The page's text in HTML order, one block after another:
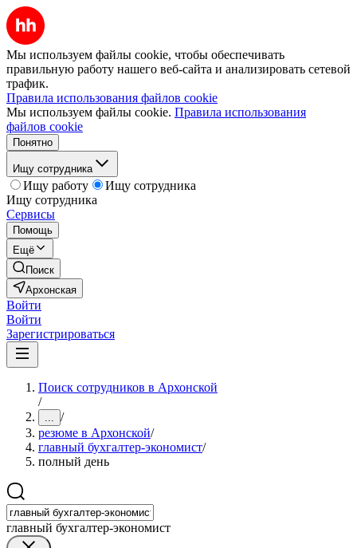
Мы используем файлы cookie, чтобы обеспечивать
правильную работу нашего веб-сайта и анализировать сетевой
трафик.
Правила использования файлов cookie
Мы используем файлы cookie. Правила использования
файлов cookie
Понятно
Ищу сотрудника
Ищу работу
Ищу сотрудника
Ищу сотрудника
Сервисы
Помощь
Ещё
Поиск
Архонская
Войти
Войти
Зарегистрироваться
Поиск сотрудников в Архонской
/
... /
резюме в Архонской/
главный бухгалтер-экономист/
полный день
главный бухгалтер-экономист